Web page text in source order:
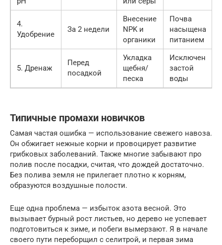
4.
Удобрение
За 2 недели
Внесение
NPK и
органики
Почва
насыщена
питанием
5. Дренаж
Перед
посадкой
Укладка
щебня/
песка
Исключен
застой
воды
Типичные промахи новичков
Самая частая ошибка — использование свежего навоза.
Он обжигает нежные корни и провоцирует развитие
грибковых заболеваний. Также многие забывают про
полив после посадки, считая, что дождей достаточно.
Без полива земля не прилегает плотно к корням,
образуются воздушные полости.
Еще одна проблема — избыток азота весной. Это
вызывает бурный рост листьев, но дерево не успевает
подготовиться к зиме, и побеги вымерзают. Я в начале
своего пути переборщил с селитрой, и первая зима